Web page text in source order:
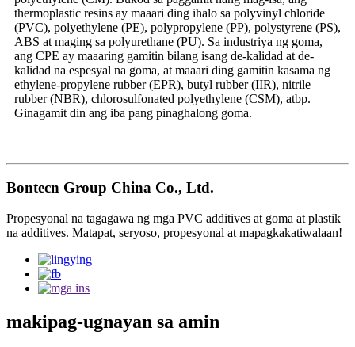
thermoplastic resins ay maaari ding ihalo sa polyvinyl chloride
(PVC), polyethylene (PE), polypropylene (PP), polystyrene (PS),
ABS at maging sa polyurethane (PU). Sa industriya ng goma,
ang CPE ay maaaring gamitin bilang isang de-kalidad at de-
kalidad na espesyal na goma, at maaari ding gamitin kasama ng
ethylene-propylene rubber (EPR), butyl rubber (IIR), nitrile
rubber (NBR), chlorosulfonated polyethylene (CSM), atbp.
Ginagamit din ang iba pang pinaghalong goma.
Bontecn Group China Co., Ltd.
Propesyonal na tagagawa ng mga PVC additives at goma at plastik
na additives. Matapat, seryoso, propesyonal at mapagkakatiwalaan!
makipag-ugnayan sa amin